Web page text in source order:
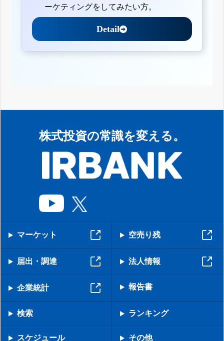
ーケティングをしてみたい方。
Detail
株式投資の常識を変える。
マーケット 空売り残
届出・調達 法人情報
企業統計 報告書
検索 ランキング
スケジュール その他